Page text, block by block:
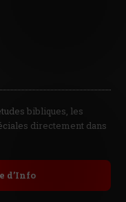
bibliques, les
directement dans
d’Info